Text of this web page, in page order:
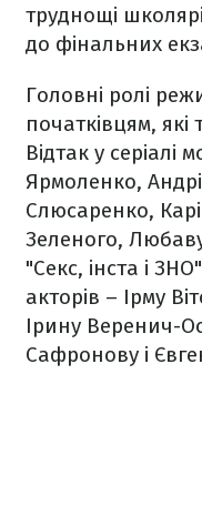
труднощі
до фінальних
Головні ролі
початківцям, які
Відтак у
Ярмоленко,
Слюсаренко,
Зеленого,
"Секс, інста і
акторів – Ірму
Ірину Веренич-
Сафронову і